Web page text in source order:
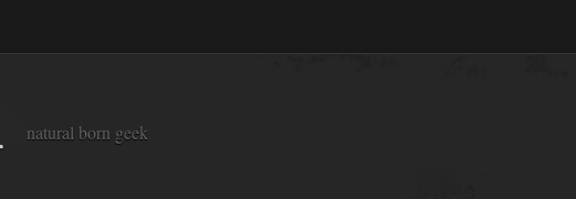
natural born geek